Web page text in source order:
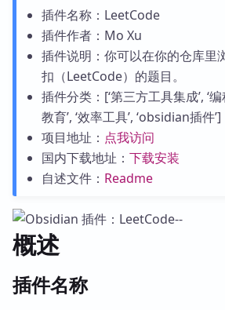
插件名称：LeetCode
插件作者：Mo Xu
插件说明：你可以在你的仓库里
扣（LeetCode）的题目。
插件分类：[‘第三方工具集成’, ‘
教育’, ‘效率工具’, ‘obsidian插件’]
项目地址： 点我访问
国内下载地址： 下载安装
自述文件： Readme
概述
插件名称